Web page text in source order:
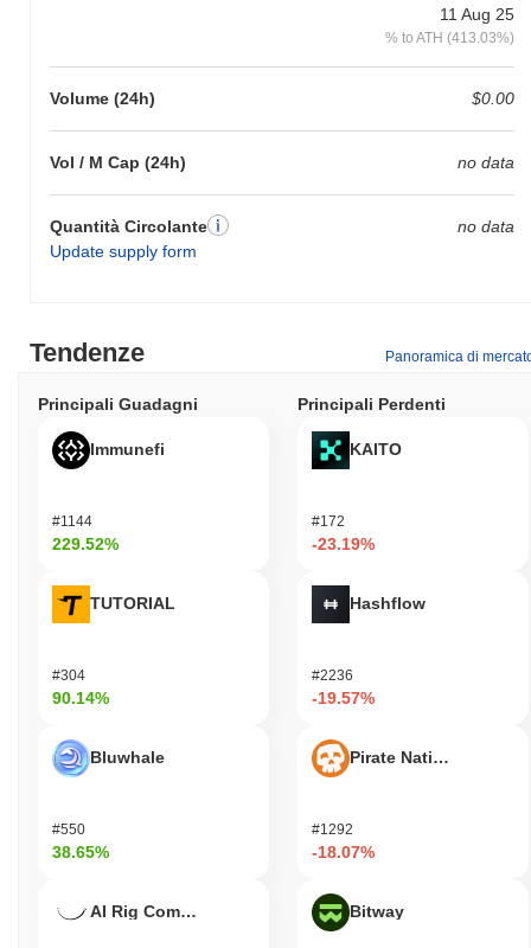
11 Aug 25
% to ATH (413.03%)
Volume (24h) $0.00
Vol / M Cap (24h) no data
Quantità Circolante
Update supply form
no data
Tendenze Panoramica di
Principali Guadagni
Immunefi
#1144
229.52%
TUTORIAL
#304
90.14%
Bluwhale
#550
38.65%
AI Rig Complex
Principali Perdenti
KAITO
#172
-23.19%
Hashflow
#2236
-19.57%
Pirate Nation Token
#1292
-18.07%
Bitway